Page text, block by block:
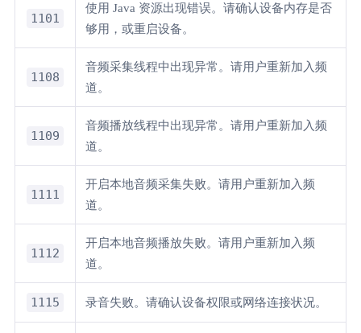
1101
使用 Java 资源出现错误。请确认设备内存是否
够用，或重启设备。
1108
音频采集线程中出现异常。请用户重新加入频
道。
1109
音频播放线程中出现异常。请用户重新加入频
道。
1111
开启本地音频采集失败。请用户重新加入频
道。
1112
开启本地音频播放失败。请用户重新加入频
道。
1115 录音失败。请确认设备权限或网络连接状况。